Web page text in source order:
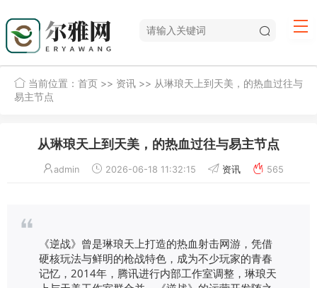
当前位置： 首页 >> 资讯 >> 从琳琅天上到天美，的热血过往与
易主节点
从琳琅天上到天美，的热血过往与易主节点
admin 2026-06-18 11:32:15 资讯 565
《逆战》曾是琳琅天上打造的热血射击网游，凭借
硬核玩法与鲜明的枪战特色，成为不少玩家的青春
记忆，2014年，腾讯进行内部工作室调整，琳琅天